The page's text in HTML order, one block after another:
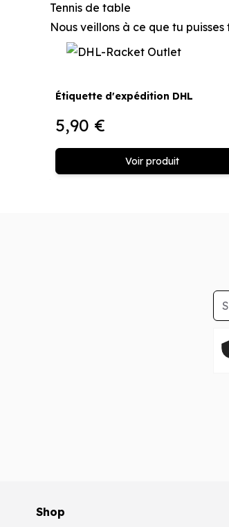
Tennis de table
Nous veillons à ce que tu
Étiquette d'expédition DHL
5,90 €
Voir produit
Shop